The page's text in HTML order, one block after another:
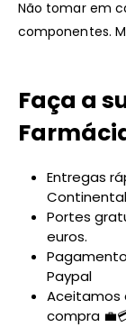
Não tomar em
componentes.
Faça a
Entregas
Portes
euros.
Paypal
Aceitamos
compra